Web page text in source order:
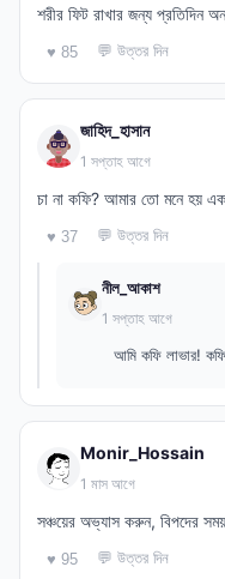
শরীর ফিট রাখার জন্য প্রতিদিন
♥ 85 💬 উত্তর দিন
জাহিদ_হাসান
1 সপ্তাহ আগে
চা না কফি? আমার তো মনে হয়
♥ 37 💬 উত্তর দিন
নীল_আকাশ
1 সপ্তাহ আগে
আমি কফি লাভার!
Monir_Hossain
1 মাস আগে
সঞ্চয়ের অভ্যাস করুন, বিপদের
♥ 95 💬 উত্তর দিন